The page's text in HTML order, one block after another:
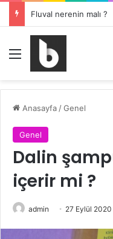
Fluval nerenin malı ?
Menü
Anasayfa /Genel
Genel
Dalin
içerir mi ?
admin 27 Eylül 2020